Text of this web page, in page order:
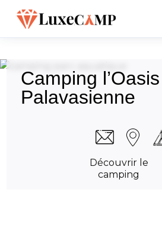
Camping l’Oasis
Palavasienne
Découvrir le
camping